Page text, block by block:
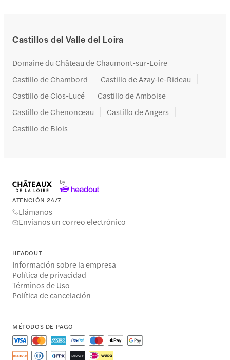
Castillos del Valle del Loira
Domaine du Château de Chaumont-sur-Loire
Castillo de Chambord
Castillo de Azay-le-Rideau
Castillo de Clos-Lucé
Castillo de Amboise
Castillo de Chenonceau
Castillo de Angers
Castillo de Blois
ATENCIÓN 24/7
Llámanos
Envíanos un correo electrónico
HEADOUT
Información sobre la empresa
Política de privacidad
Términos de Uso
Política de cancelación
MÉTODOS DE PAGO